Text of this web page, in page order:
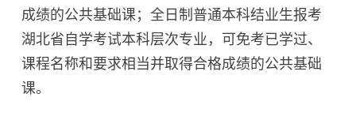
成绩的公共基础课；全日制普通本科结业生报考
湖北省自学考试本科层次专业，可免考已学过、
课程名称和要求相当并取得合格成绩的公共基础
课。